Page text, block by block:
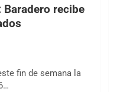
Baradero recibe
fin de semana la